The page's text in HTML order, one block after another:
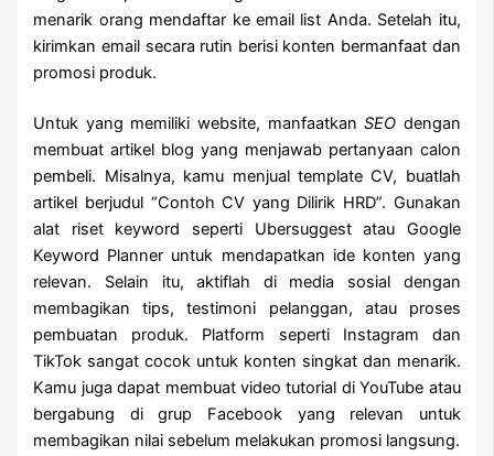
menarik orang mendaftar ke email list Anda. Setelah itu,
kirimkan email secara rutin berisi konten bermanfaat dan
promosi produk.
Untuk yang memiliki website, manfaatkanSEO dengan
membuat artikel blog yang menjawab pertanyaan calon
pembeli. Misalnya, kamu menjual template CV, buatlah
artikel berjudul “Contoh CV yang Dilirik HRD”. Gunakan
alat riset keyword seperti Ubersuggest atau Google
Keyword Planner untuk mendapatkan ide konten yang
relevan. Selain itu, aktiflah di media sosial dengan
membagikan tips, testimoni pelanggan, atau proses
pembuatan produk. Platform seperti Instagram dan
TikTok sangat cocok untuk konten singkat dan menarik.
Kamu juga dapat membuat video tutorial di YouTube atau
bergabung di grup Facebook yang relevan untuk
membagikan nilai sebelum melakukan promosi langsung.